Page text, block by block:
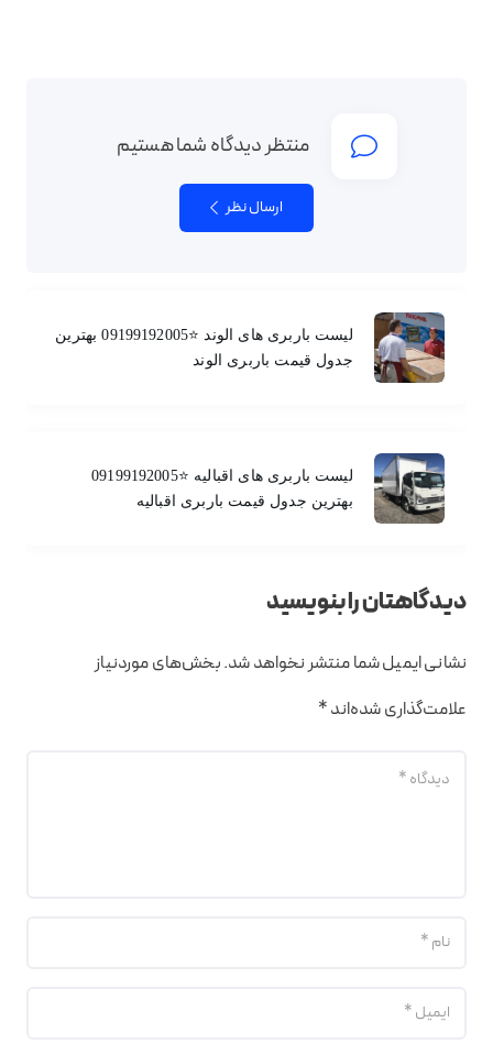
منتظر دیدگاه شما هستیم
ارسال نظر
لیست باربری های الوند ⭐️09199192005 بهترین
جدول قیمت باربری الوند
لیست باربری های اقبالیه ⭐️09199192005
بهترین جدول قیمت باربری اقبالیه
دیدگاهتان را بنویسید
نشانی ایمیل شما منتشر نخواهد شد.بخش‌های موردنیاز
علامت‌گذاری شده‌اند*